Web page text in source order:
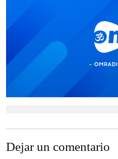
Dejar un comentario